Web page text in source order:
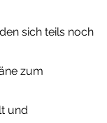
sich teils noch
zum
und